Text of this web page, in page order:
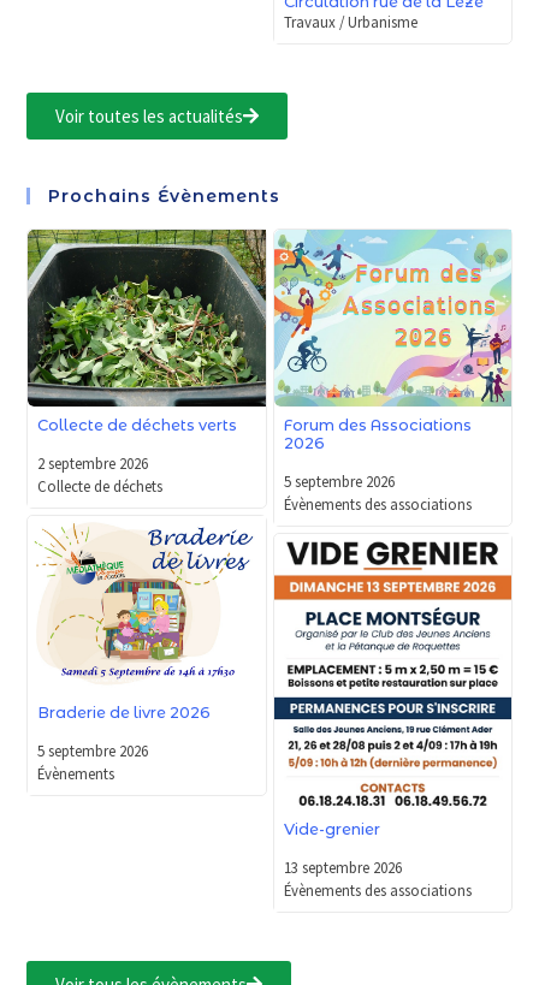
Travaux / Urbanisme
Voir toutes les actualités
Prochains Évènements
Collecte de déchets verts
2 septembre 2026
Collecte de déchets
Forum des Associations
2026
5 septembre 2026
Évènements des associations
Braderie de livre 2026
5 septembre 2026
Évènements
Vide-grenier
13 septembre 2026
Évènements des associations